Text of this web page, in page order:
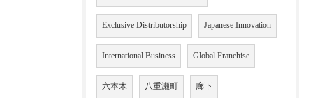
Exclusive Distributorship Japanese Innovation
International Business Global Franchise
六本木 八重瀬町 廊下